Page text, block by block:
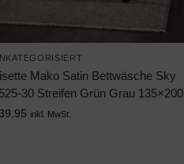
Mako Satin Bettwäsche Sky
30 Streifen Grün Grau 135×200
39,95 inkl. MwSt.